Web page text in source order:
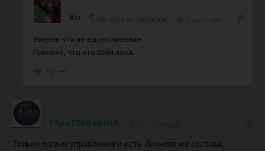
Bis _Antonina_
Уверен что не единственные.
Говорят, что это 666я лока.
-1
TTpoTToBeDHuK
Только органы управления и есть. Личного же состава,